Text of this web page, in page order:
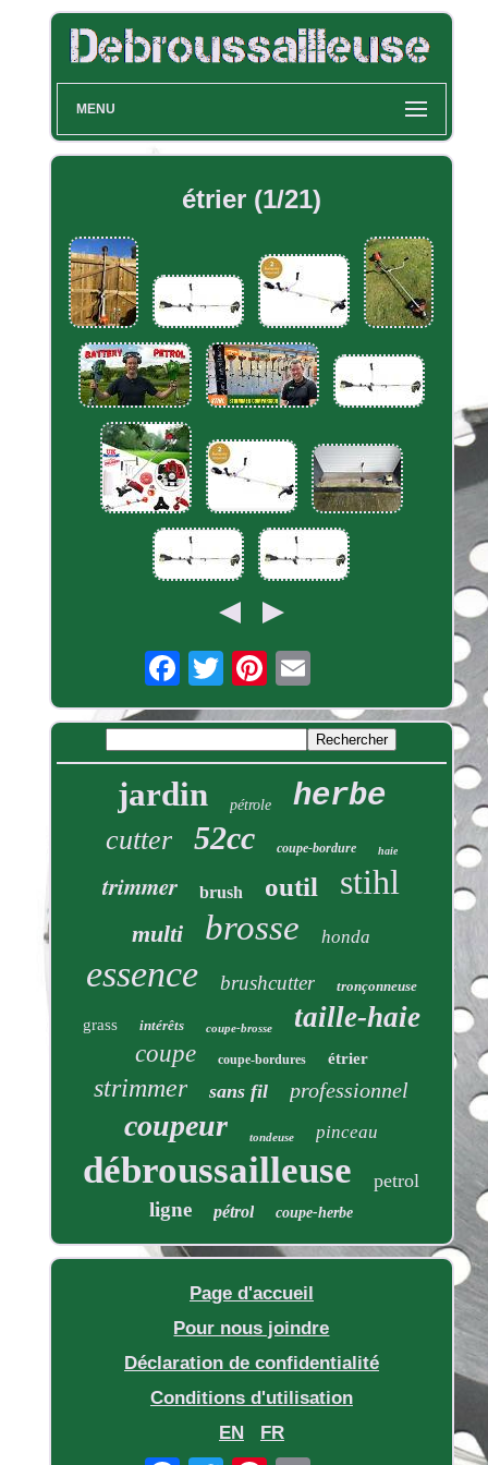
MENU
étrier (1/21)
jardin pétrole herbe
cutter 52cc coupe-bordure haie
trimmer brush outil stihl
multi brosse honda
essence brushcutter tronçonneuse
grass intérêts coupe-brosse taille-haie
coupe coupe-bordures étrier
strimmer sans fil professionnel
coupeur tondeuse pinceau
débroussailleuse petrol
ligne pétrol coupe-herbe
Page d'accueil
Pour nous joindre
Déclaration de confidentialité
Conditions d'utilisation
EN
FR